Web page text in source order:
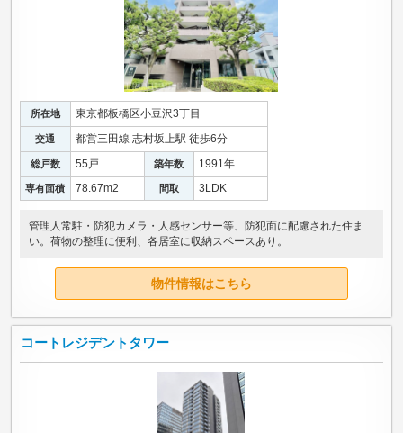
所在地 東京都板橋区小豆沢3丁目
交通 都営三田線 志村坂上駅 徒歩6分
総戸数 55戸 築年数 1991年
専有面積 78.67m2 間取 3LDK
管理人常駐・防犯カメラ・人感センサー等、防犯面に配慮された住ま
い。荷物の整理に便利、各居室に収納スペースあり。
物件情報はこちら
コートレジデントタワー